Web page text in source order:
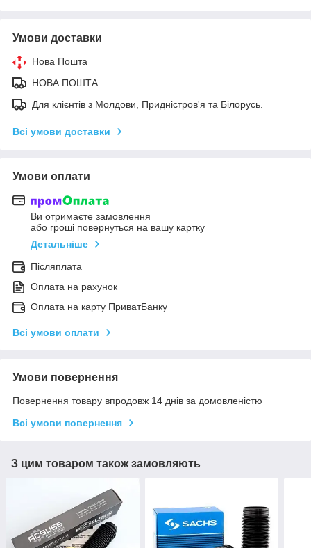
Умови доставки
Нова Пошта
НОВА ПОШТА
Для клієнтів з Молдови, Придністров'я та Білорусь.
Всі умови доставки
Умови оплати
Ви отримаєте замовлення
або гроші повернуться на вашу картку
Детальніше
Післяплата
Оплата на рахунок
Оплата на карту ПриватБанку
Всі умови оплати
Умови повернення
Повернення товару впродовж 14 днів за домовленістю
Всі умови повернення
З цим товаром також замовляють